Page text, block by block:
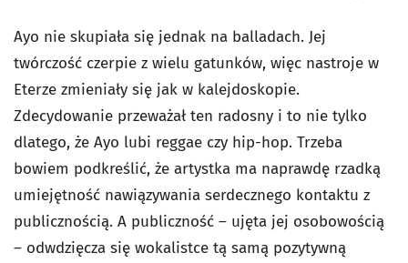
Ayo nie skupiała się jednak na balladach. Jej
twórczość czerpie z wielu gatunków, więc nastroje w
Eterze zmieniały się jak w kalejdoskopie.
Zdecydowanie przeważał ten radosny i to nie tylko
dlatego, że Ayo lubi reggae czy hip-hop. Trzeba
bowiem podkreślić, że artystka ma naprawdę rzadką
umiejętność nawiązywania serdecznego kontaktu z
publicznością. A publiczność – ujęta jej osobowością
– odwdzięcza się wokalistce tą samą pozytywną